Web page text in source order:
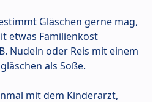
Gläschen gerne mag,
etwas Familienkost
Nudeln oder Reis mit einem
als Soße.
mit dem Kinderarzt,